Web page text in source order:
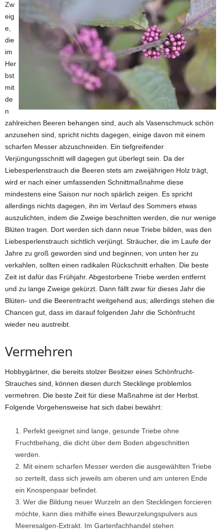
Zw
eig
e,
die
im
Her
bst
mit
de
n
zahlreichen Beeren behangen sind, auch als Vasenschmuck schön
anzusehen sind, spricht nichts dagegen, einige davon mit einem
scharfen Messer abzuschneiden. Ein tiefgreifender
Verjüngungsschnitt will dagegen gut überlegt sein. Da der
Liebesperlenstrauch die Beeren stets am zweijährigen Holz trägt,
wird er nach einer umfassenden Schnittmaßnahme diese
mindestens eine Saison nur noch spärlich zeigen. Es spricht
allerdings nichts dagegen, ihn im Verlauf des Sommers etwas
auszulichten, indem die Zweige beschnitten werden, die nur wenige
Blüten tragen. Dort werden sich dann neue Triebe bilden, was den
Liebesperlenstrauch sichtlich verjüngt. Sträucher, die im Laufe der
Jahre zu groß geworden sind und beginnen, von unten her zu
verkahlen, sollten einen radikalen Rückschnitt erhalten. Die beste
Zeit ist dafür das Frühjahr. Abgestorbene Triebe werden entfernt
und zu lange Zweige gekürzt. Dann fällt zwar für dieses Jahr die
Blüten- und die Beerentracht weitgehend aus; allerdings stehen die
Chancen gut, dass im darauf folgenden Jahr die Schönfrucht
wieder neu austreibt.
Vermehren
Hobbygärtner, die bereits stolzer Besitzer eines Schönfrucht-
Strauches sind, können diesen durch Stecklinge problemlos
vermehren. Die beste Zeit für diese Maßnahme ist der Herbst.
Folgende Vorgehensweise hat sich dabei bewährt:
Perfekt geeignet sind lange, gesunde Triebe ohne
Fruchtbehang, die dicht über dem Boden abgeschnitten
werden.
Mit einem scharfen Messer werden die ausgewählten Triebe
so zerteilt, dass sich jeweils am oberen und am unteren Ende
ein Knospenpaar befindet.
Wer die Bildung neuer Wurzeln an den Stecklingen forcieren
möchte, kann dies mithilfe eines Bewurzelungspulvers aus
Meeresalgen-Extrakt. Im Gartenfachhandel stehen